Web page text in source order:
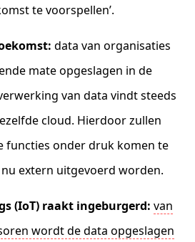
te voorspellen’.
data van organisaties
mate opgeslagen in de
van data vindt steeds
cloud. Hierdoor zullen
functies onder druk komen te
extern uitgevoerd worden.
(IoT) raakt ingeburgerd: van
wordt de data opgeslagen